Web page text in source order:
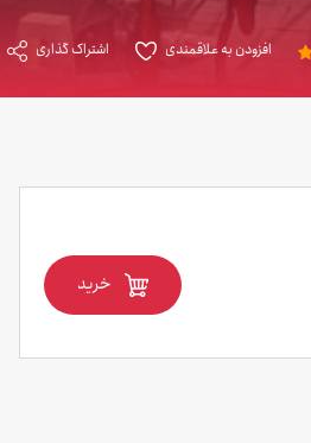
افزودن به علاقمندی اشتراک گذاری
خرید